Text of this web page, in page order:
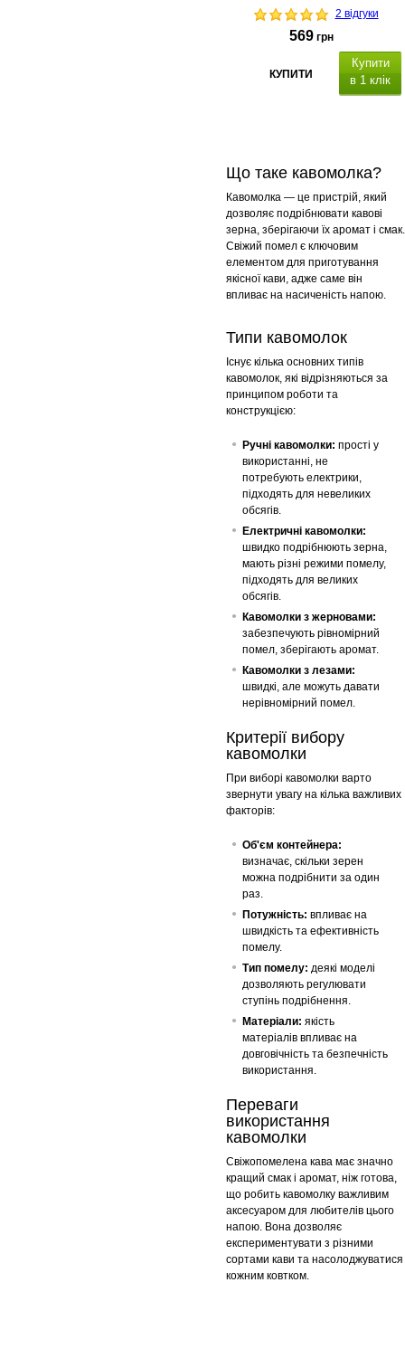
2 відгуки
569 грн
КУПИТИ
Купити
в 1 клік
Що таке кавомолка?
Кавомолка — це пристрій, який
дозволяє подрібнювати кавові
зерна, зберігаючи їх аромат і смак.
Свіжий помел є ключовим
елементом для приготування
якісної кави, адже саме він
впливає на насиченість напою.
Типи кавомолок
Існує кілька основних типів
кавомолок, які відрізняються за
принципом роботи та
конструкцією:
Ручні кавомолки: прості у
використанні, не
потребують електрики,
підходять для невеликих
обсягів.
Електричні кавомолки:
швидко подрібнюють зерна,
мають різні режими помелу,
підходять для великих
обсягів.
Кавомолки з жерновами:
забезпечують рівномірний
помел, зберігають аромат.
Кавомолки з лезами:
швидкі, але можуть давати
нерівномірний помел.
Критерії вибору
кавомолки
При виборі кавомолки варто
звернути увагу на кілька важливих
факторів:
Об'єм контейнера:
визначає, скільки зерен
можна подрібнити за один
раз.
Потужність: впливає на
швидкість та ефективність
помелу.
Тип помелу: деякі моделі
дозволяють регулювати
ступінь подрібнення.
Матеріали: якість
матеріалів впливає на
довговічність та безпечність
використання.
Переваги
використання
кавомолки
Свіжопомелена кава має значно
кращий смак і аромат, ніж готова,
що робить кавомолку важливим
аксесуаром для любителів цього
напою. Вона дозволяє
експериментувати з різними
сортами кави та насолоджуватися
кожним ковтком.